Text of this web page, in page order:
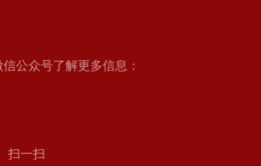
公众号了解更多信息：
扫一扫